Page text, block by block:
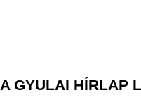
A GYULAI HÍRLAP